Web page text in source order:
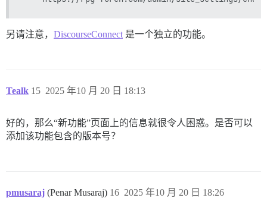
另请注意， DiscourseConnect 是一个独立的功能。
Tealk 2025 年10 月 20 日 18:13
15
好的，那么“新功能”页面上的信息就很令人困惑。是否可以
添加该功能包含的版本号？
pmusaraj (Penar Musaraj) 2025 年10 月 20 日 18:26
16